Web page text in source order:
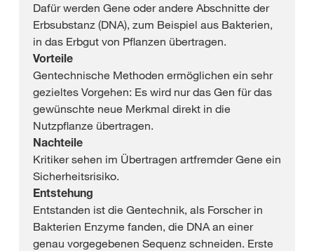
Dafür werden Gene oder andere Abschnitte der
Erbsubstanz (DNA), zum Beispiel aus Bakterien,
in das Erbgut von Pflanzen übertragen.
Vorteile
Gentechnische Methoden ermöglichen ein sehr
gezieltes Vorgehen: Es wird nur das Gen für das
gewünschte neue Merkmal direkt in die
Nutzpflanze übertragen.
Nachteile
Kritiker sehen im Übertragen artfremder Gene ein
Sicherheitsrisiko.
Entstehung
Entstanden ist die Gentechnik, als Forscher in
Bakterien Enzyme fanden, die DNA an einer
genau vorgegebenen Sequenz schneiden. Erste